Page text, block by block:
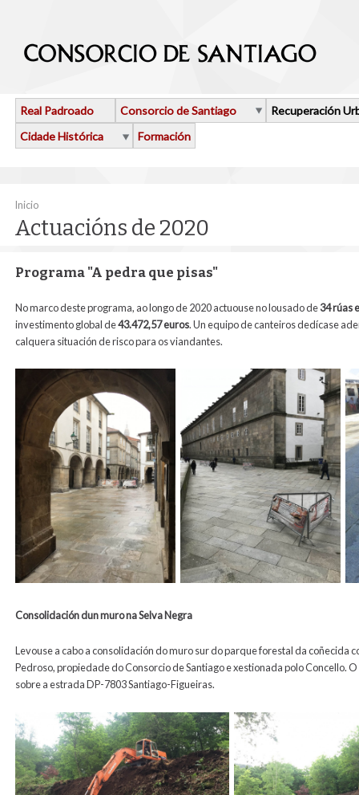
Real Padroado Consorcio de Santiago
Recuperación
Cidade Histórica
Formación
Vostede está aquí
Inicio
Actuacións de 2020
Programa "A pedra que pisas"
No marco deste programa, ao longo de 2020 actuouse no lousado de34 rúas
investimento global de43.472,57 euros. Un equipo de canteiros dedícase
calquera situación de risco para os viandantes.
Consolidación dun muro na Selva Negra
Levouse a cabo a consolidación do muro sur do parque forestal da coñecida
Pedroso, propiedade do Consorcio de Santiago e xestionada polo Concello.
sobre a estrada DP-7803 Santiago-Figueiras.